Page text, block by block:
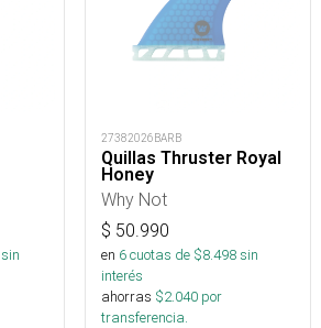
sin
27382026BARB
Quillas Thruster Royal
Honey
Why Not
$ 50.990
en 6cuotas de $8.498sin
interés
ahorras $2.040 por
transferencia.